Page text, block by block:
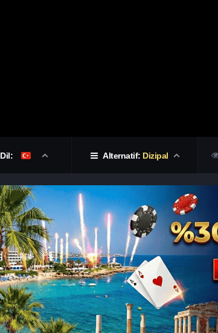
Dil: Alternatif: Dizipal